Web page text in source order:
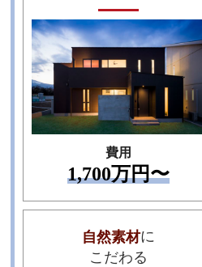
費用
1,700万円〜
自然素材に
こだわる